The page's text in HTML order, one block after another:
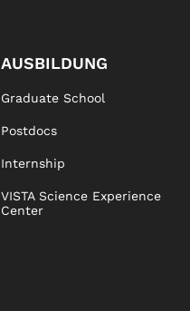
AUSBILDUNG
Graduate School
Postdocs
Internship
VISTA Science Experience
Center